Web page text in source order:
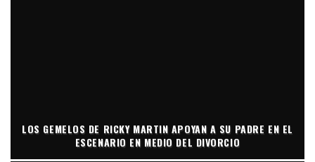
LOS GEMELOS DE RICKY MARTIN APOYAN A SU PADRE EN EL
ESCENARIO EN MEDIO DEL DIVORCIO